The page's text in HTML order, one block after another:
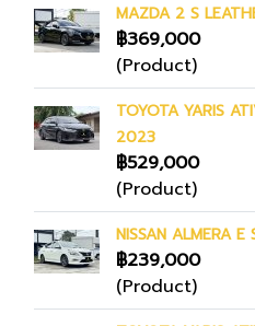
MAZDA 2 S
฿369,000
(Product)
TOYOTA YARIS
2023
฿529,000
(Product)
NISSAN ALMERA
฿239,000
(Product)